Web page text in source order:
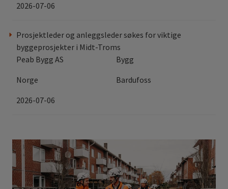
2026-07-06
Prosjektleder og anleggsleder søkes for viktige
byggeprosjekter i Midt-Troms
Peab Bygg AS
Bygg
Norge
Bardufoss
2026-07-06